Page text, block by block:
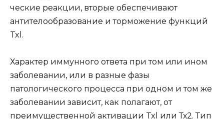
ческие реакции, вторые обеспечивают
антителообразование и торможение функций
Txl.
Характер иммунного ответа при том или ином
заболевании, или в разные фазы
патологического процесса при одном и том же
заболевании зависит, как полагают, от
преимущественной активации Txl или Тх2. Тип